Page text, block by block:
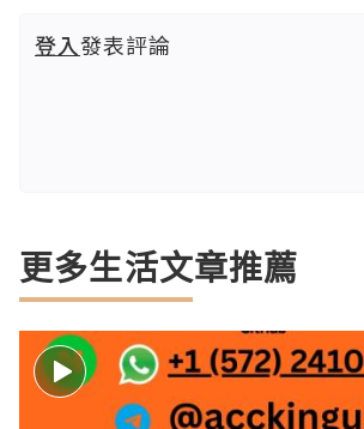
登入發表評論
更多生活文章推薦